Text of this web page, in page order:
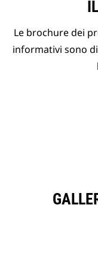
Le brochure dei
informativi sono